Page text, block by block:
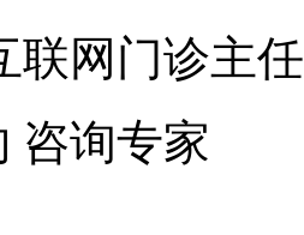
联网门诊主
咨询专家